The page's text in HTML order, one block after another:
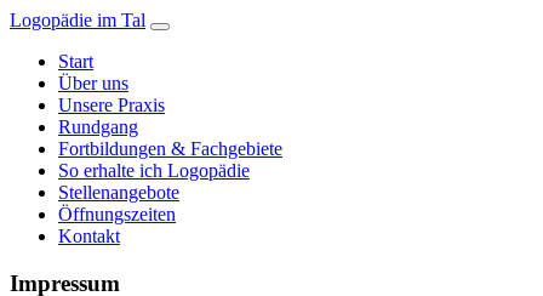
Logopädie im Tal
Start
Über uns
Unsere Praxis
Rundgang
Fortbildungen & Fachgebiete
So erhalte ich Logopädie
Stellenangebote
Öffnungszeiten
Kontakt
Impressum